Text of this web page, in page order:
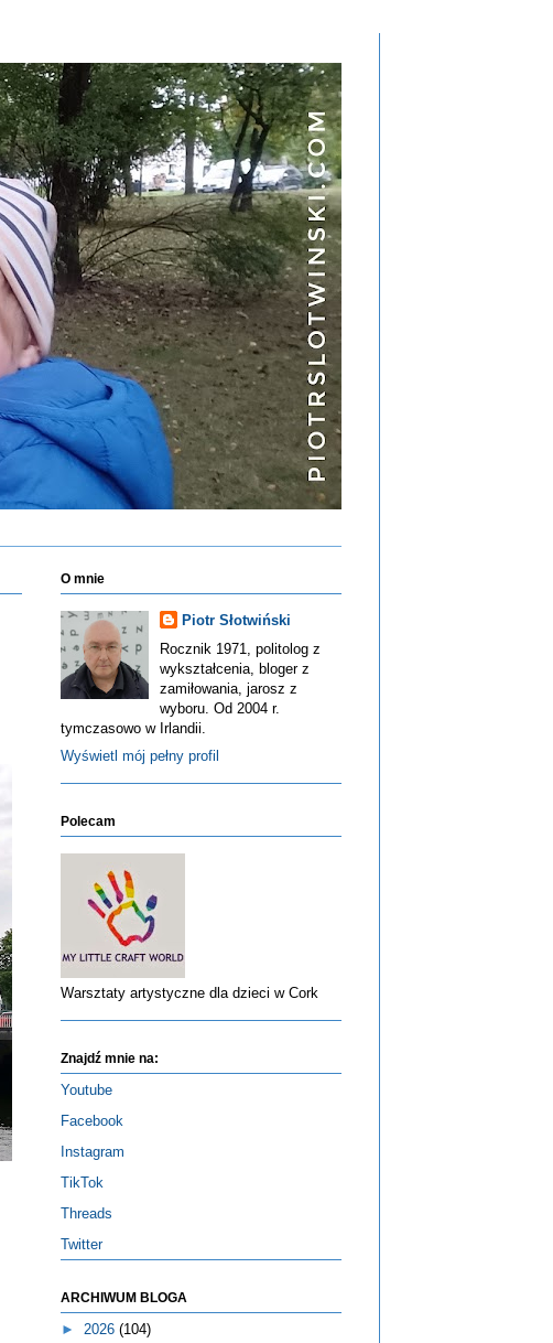
O mnie
Piotr Słotwiński
Rocznik 1971, politolog z
wykształcenia, bloger z
zamiłowania, jarosz z
wyboru. Od 2004 r.
tymczasowo w Irlandii.
Wyświetl mój pełny profil
Polecam
Warsztaty artystyczne dla dzieci w Cork
Znajdź mnie na:
Youtube
Facebook
Instagram
TikTok
Threads
Twitter
ARCHIWUM BLOGA
► 2026 (104)